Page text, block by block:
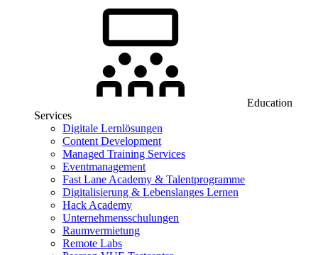
Education
Services
Digitale Lernlösungen
Content Development
Managed Training Services
Eventmanagement
Fast Lane Academy & Talentprogramme
Digitalisierung & Lebenslanges Lernen
Hack Academy
Unternehmensschulungen
Raumvermietung
Remote Labs